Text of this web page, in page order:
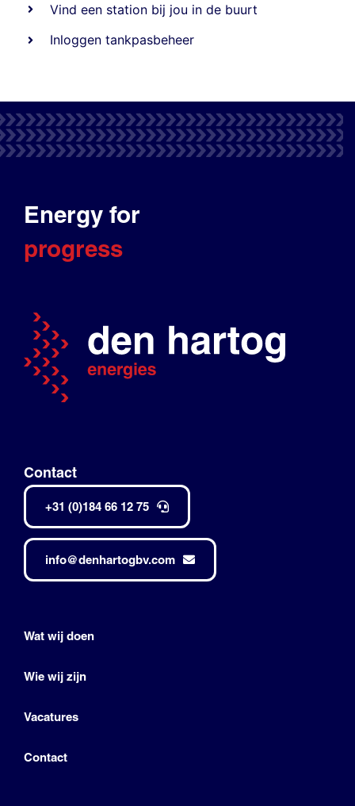
Vind een station bij jou in de buurt
Inloggen tankpasbeheer
Energy for
progress
Contact
+31 (0)184 66 12 75
info@denhartogbv.com
Wat wij doen
Wie wij zijn
Vacatures
Contact